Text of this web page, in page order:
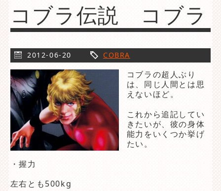
コブラ伝説 コブラ
2012-06-20 COBRA
コブラの超人ぶり
は、同じ人間とは思
えないほど。
これから追記してい
きたいが、彼の身体
能力をいくつか挙げ
たい。
・握力
左右とも500kg